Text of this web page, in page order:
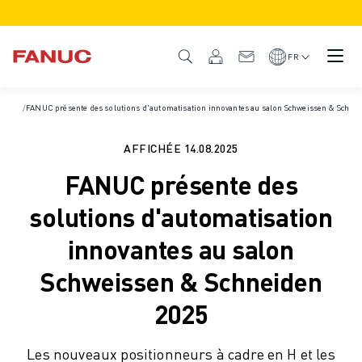
APERÇU DU PRODUIT
FONCTIONS/OPTIONS DE LA CNC
SIMULATION - DIGITAL TWIN SOLUTIONS
DURABILITÉ DE LA CNC
SOLUTIONS DE RETROFIT
RECHERCHE DE ROBOTS
FR
Accueil/Actualités et médias
/FANUC présente des solutions d'automatisation innovantes au salon Schweissen &
AFFICHÉE 14.08.2025
FANUC présente des
solutions d'automatisation
innovantes au salon
Schweissen & Schneiden
2025
Les nouveaux positionneurs à cadre en H et les